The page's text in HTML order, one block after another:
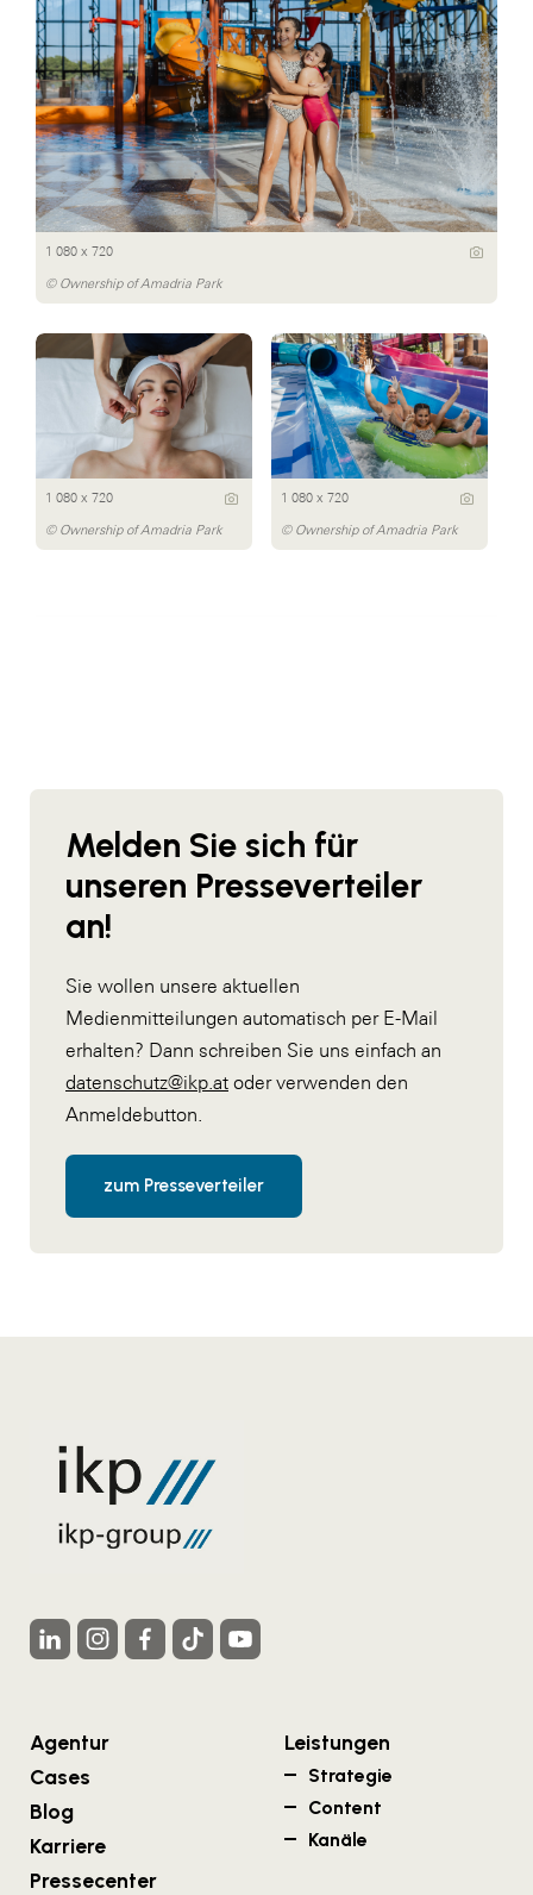
1 080 x 720
© Ownership of Amadria Park
1 080 x 720
© Ownership of Amadria Park
1 080 x 720
© Ownership of Amadria Park
Melden Sie sich für
unseren Presseverteiler
an!
Sie wollen unsere aktuellen
Medienmitteilungen automatisch per E-Mail
erhalten? Dann schreiben Sie uns einfach an
datenschutz@ikp.at oder verwenden den
Anmeldebutton.
zum Presseverteiler
Agentur
Cases
Blog
Karriere
Pressecenter
Leistungen
Strategie
Content
Kanäle